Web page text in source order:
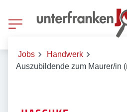
Jobs
Handwerk
Auszubildende zum Maurer/in